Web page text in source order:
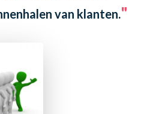
van klanten.